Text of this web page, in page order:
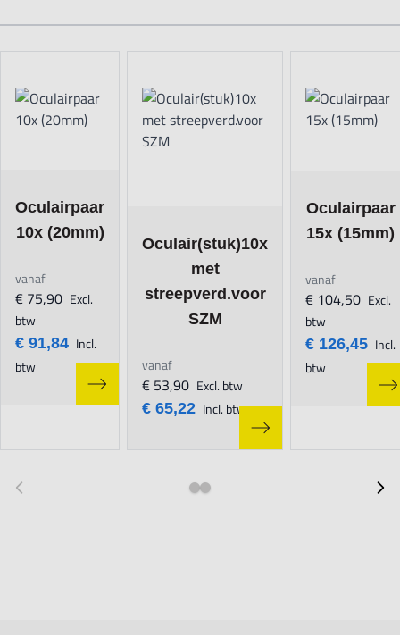
Oculairpaar
10x (20mm)
The price depends on the options chosen on the product page
vanaf
€ 91,84 Incl.
btw
€ 75,90 Excl.
btw
Oculair(stuk)10x
met
streepverd.voor
SZM
The price depends on the options chosen
vanaf
€ 65,22 Incl. btw
€ 53,90 Excl. btw
Oculairpaar
15x (15mm)
The price
vanaf
€ 126,45 Incl.
btw
€ 104,50 Excl.
btw